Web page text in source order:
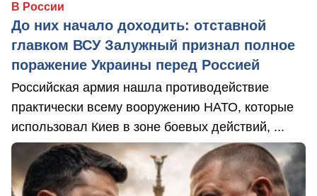
В России
До них начало доходить: отставной
главком ВСУ Залужный признал полное
поражение Украины перед Россией
Российская армия нашла противодействие
практически всему вооружению НАТО, которые
использовал Киев в зоне боевых действий, ...